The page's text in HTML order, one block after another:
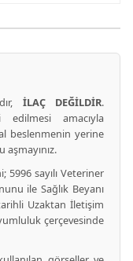
İLAÇ DEĞİLDİR.
edilmesi amacıyla
beslenmenin yerine
sayılı Veteriner
ile Sağlık Beyanı
Uzaktan İletişim
çerçevesinde